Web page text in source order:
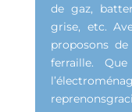
de gaz,
grise, etc.
proposons
ferraille.